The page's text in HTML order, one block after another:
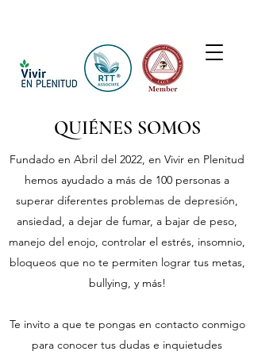
QUIÉNES SOMOS
Fundado en Abril del 2022, en Vivir en Plenitud
hemos ayudado a más de 100 personas a
superar diferentes problemas de depresión,
ansiedad, a dejar de fumar, a bajar de peso,
manejo del enojo, controlar el estrés, insomnio,
bloqueos que no te permiten lograr tus metas,
bullying, y más!
Te invito a que te pongas en contacto conmigo
para conocer tus dudas e inquietudes